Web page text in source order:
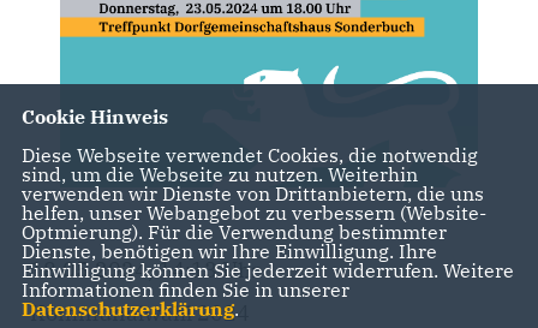
18.05.2024, 14:13 Uhr
Kommunalwahl 2024
Cookie Hinweis
Diese Webseite verwendet Cookies, die notwendig
sind, um die Webseite zu nutzen. Weiterhin
verwenden wir Dienste von Drittanbietern, die uns
helfen, unser Webangebot zu verbessern (Website-
Optmierung). Für die Verwendung bestimmter
Dienste, benötigen wir Ihre Einwilligung. Ihre
Einwilligung können Sie jederzeit widerrufen. Weitere
Informationen finden Sie in unserer
Datenschutzerklärung.